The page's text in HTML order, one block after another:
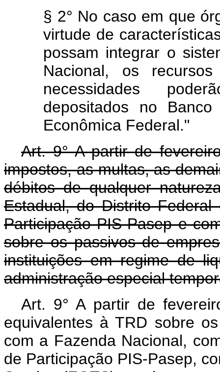
§ 2° No caso em que
virtude de
possam integrar o
Nacional, os
necessidades
depositados no
Econômica Federal."
Art. 9° A partir de
impostos, as multas, as
débitos de qualquer
Estadual, do Distrito
Participação PIS-Pasep e
sobre os passivos de
instituições em regime de
administração especial
Art. 9° A partir de
equivalentes à TRD sobre
com a Fazenda Nacional,
de Participação PIS-Pasep,